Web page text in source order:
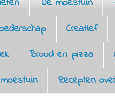
De moestuin
Creatief
Brood en pizza
Recepten